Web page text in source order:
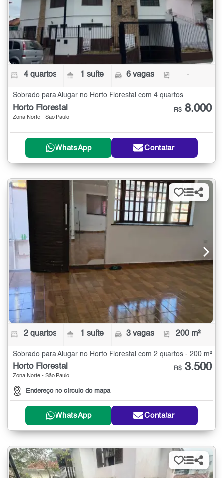
4 quartos 1 suíte 6 vagas -
Sobrado para Alugar no Horto Florestal com 4 quartos
Horto Florestal
Zona Norte - São Paulo
R$ 8.000
WhatsApp Contatar
2 quartos 1 suíte 3 vagas 200 m²
Sobrado para Alugar no Horto Florestal com 2 quartos - 200 m²
Horto Florestal
Zona Norte - São Paulo
Endereço no círculo do mapa
R$ 3.500
WhatsApp Contatar